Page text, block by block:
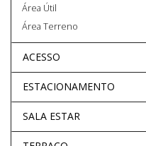
Área Útil
Área Terreno
ACESSO
ESTACIONAMENTO
SALA ESTAR